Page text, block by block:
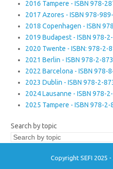
2016 Tampere - ISBN 978-
2017 Azores - ISBN 978-
2018 Copenhagen - ISBN
2019 Budapest - ISBN 978-
2020 Twente - ISBN: 978-2-
2021 Berlin - ISBN 978-2-
2022 Barcelona - ISBN 978-
2023 Dublin - ISBN 978-2-
2024 Lausanne - ISBN 978-
2025 Tampere - ISBN 978-
Search by topic
Copyright SEFI 2025